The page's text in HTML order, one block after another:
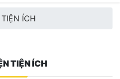
ÍCH
TIỆN ÍCH